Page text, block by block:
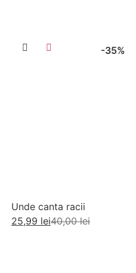
-35%
Unde canta racii
40,00lei
25,99 lei